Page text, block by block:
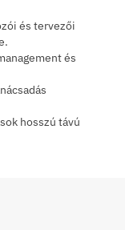
és tervezői
és
hosszú távú